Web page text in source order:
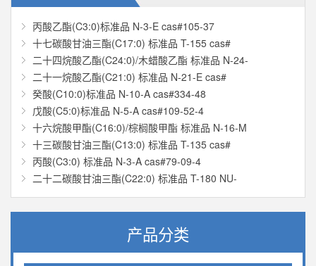
丙酸乙酯(C3:0)标准品 N-3-E cas#105-37
十七碳酸甘油三酯(C17:0) 标准品 T-155 cas#
二十四烷酸乙酯(C24:0)/木蜡酸乙酯 标准品 N-24-
二十一烷酸乙酯(C21:0) 标准品 N-21-E cas#
癸酸(C10:0)标准品 N-10-A cas#334-48
戊酸(C5:0)标准品 N-5-A cas#109-52-4
十六烷酸甲酯(C16:0)/棕榈酸甲酯 标准品 N-16-M
十三碳酸甘油三酯(C13:0) 标准品 T-135 cas#
丙酸(C3:0) 标准品 N-3-A cas#79-09-4
二十二碳酸甘油三酯(C22:0) 标准品 T-180 NU-
产品分类